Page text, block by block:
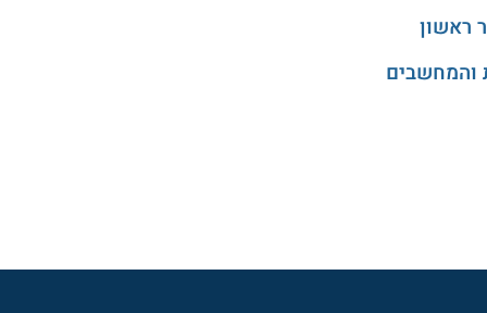
ראשון
והמחשבים